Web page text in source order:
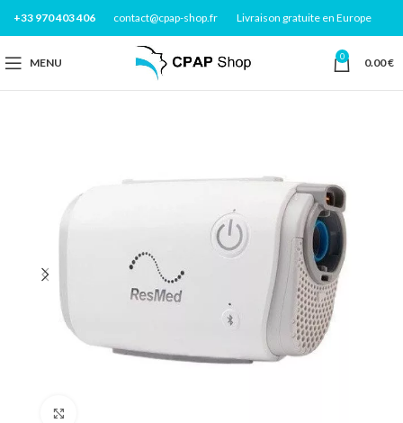
+33 970 403 406 contact@cpap-shop.fr Livraison gratuite en Europe
MENU 0 0.00€